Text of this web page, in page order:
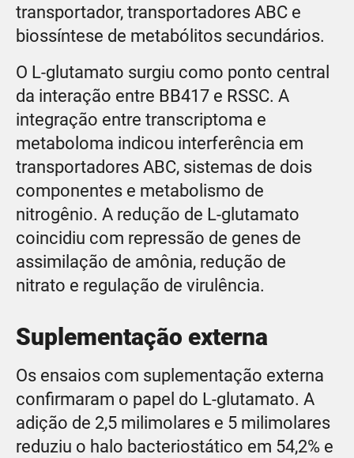
transportador, transportadores ABC e
biossíntese de metabólitos secundários.
O L-glutamato surgiu como ponto central
da interação entre BB417 e RSSC. A
integração entre transcriptoma e
metaboloma indicou interferência em
transportadores ABC, sistemas de dois
componentes e metabolismo de
nitrogênio. A redução de L-glutamato
coincidiu com repressão de genes de
assimilação de amônia, redução de
nitrato e regulação de virulência.
Suplementação externa
Os ensaios com suplementação externa
confirmaram o papel do L-glutamato. A
adição de 2,5 milimolares e 5 milimolares
reduziu o halo bacteriostático em 54,2% e